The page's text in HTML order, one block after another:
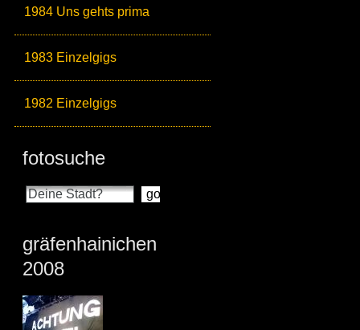
1984 Uns gehts prima
1983 Einzelgigs
1982 Einzelgigs
fotosuche
gräfenhainichen
2008